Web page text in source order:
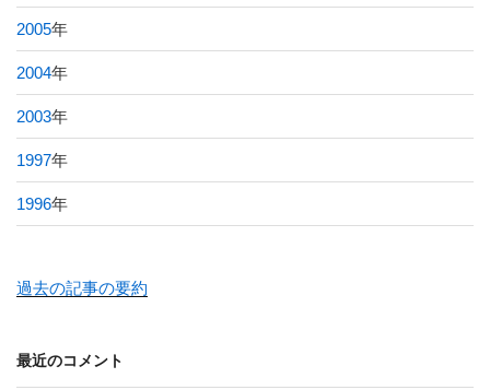
2005年
2004年
2003年
1997年
1996年
過去の記事の要約
最近のコメント